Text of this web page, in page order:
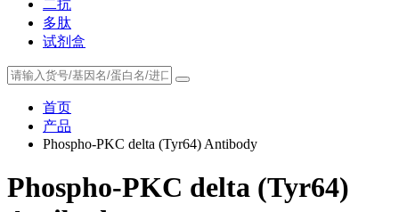
二抗
多肽
试剂盒
首页
产品
Phospho-PKC delta (Tyr64) Antibody
Phospho-PKC delta (Tyr64)